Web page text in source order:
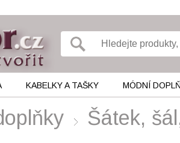
KABELKY A TAŠKY MÓDNÍ
Šátek,